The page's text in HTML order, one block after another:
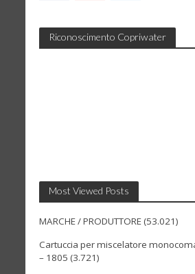
Riconoscimento Copriwater
Most Viewed Posts
MARCHE / PRODUTTORE(53.021)
Cartuccia per miscelatore
– 1805 (3.721)